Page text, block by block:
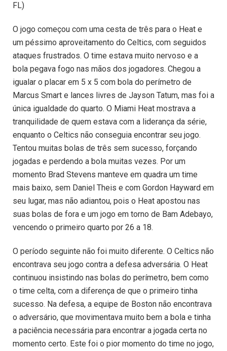
FL)
O jogo começou com uma cesta de três para o Heat e
um péssimo aproveitamento do Celtics, com seguidos
ataques frustrados. O time estava muito nervoso e a
bola pegava fogo nas mãos dos jogadores. Chegou a
igualar o placar em 5 x 5 com bola do perímetro de
Marcus Smart e lances livres de Jayson Tatum, mas foi a
única igualdade do quarto. O Miami Heat mostrava a
tranquilidade de quem estava com a liderança da série,
enquanto o Celtics não conseguia encontrar seu jogo.
Tentou muitas bolas de três sem sucesso, forçando
jogadas e perdendo a bola muitas vezes. Por um
momento Brad Stevens manteve em quadra um time
mais baixo, sem Daniel Theis e com Gordon Hayward em
seu lugar, mas não adiantou, pois o Heat apostou nas
suas bolas de fora e um jogo em torno de Bam Adebayo,
vencendo o primeiro quarto por 26 a 18.
O período seguinte não foi muito diferente. O Celtics não
encontrava seu jogo contra a defesa adversária. O Heat
continuou insistindo nas bolas do perímetro, bem como
o time celta, com a diferença de que o primeiro tinha
sucesso. Na defesa, a equipe de Boston não encontrava
o adversário, que movimentava muito bem a bola e tinha
a paciência necessária para encontrar a jogada certa no
momento certo. Este foi o pior momento do time no jogo,